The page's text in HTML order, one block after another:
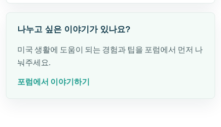
나누고 싶은 이야기가 있나요?
미국 생활에 도움이 되는 경험과 팁을 포럼에서 먼저 나
눠주세요.
포럼에서 이야기하기